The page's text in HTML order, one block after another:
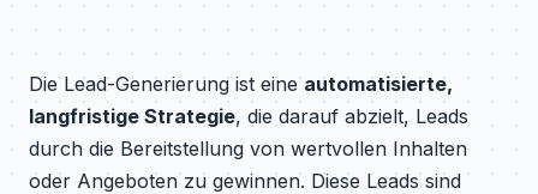
Die Lead-Generierung ist eine automatisierte,
langfristige Strategie, die darauf abzielt, Leads
durch die Bereitstellung von wertvollen Inhalten
oder Angeboten zu gewinnen. Diese Leads sind